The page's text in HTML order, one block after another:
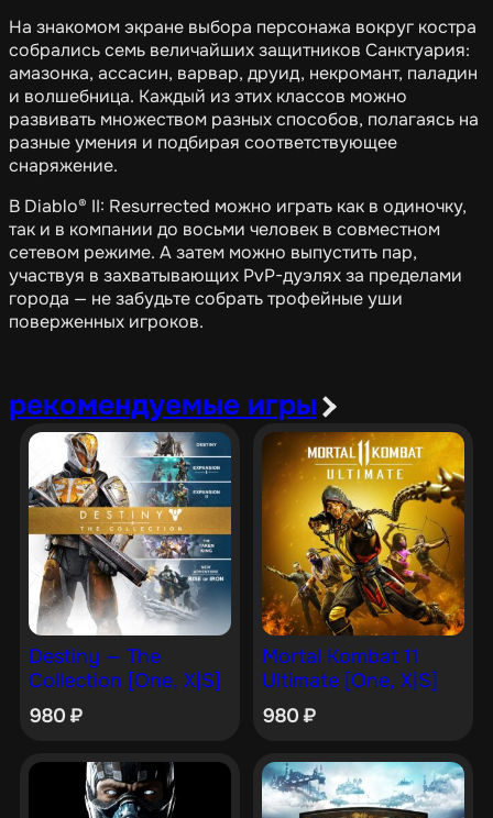
На знакомом экране выбора персонажа вокруг костра
собрались семь величайших защитников Санктуария:
амазонка, ассасин, варвар, друид, некромант, паладин
и волшебница. Каждый из этих классов можно
развивать множеством разных способов, полагаясь на
разные умения и подбирая соответствующее
снаряжение.
В Diablo® II: Resurrected можно играть как в одиночку,
так и в компании до восьми человек в совместном
сетевом режиме. А затем можно выпустить пар,
участвуя в захватывающих PvP-дуэлях за пределами
города — не забудьте собрать трофейные уши
поверженных игроков.
рекомендуемые игры
Destiny — The
Collection [One, X|S]
980₽
Mortal Kombat 11
Ultimate [One, X|S]
980₽